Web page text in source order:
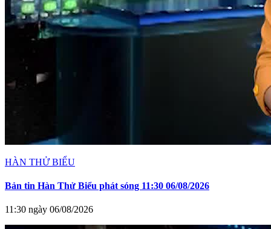
HÀN THỬ BIỂU
Bản tin Hàn Thử Biểu phát sóng 11:30 06/08/2026
11:30 ngày 06/08/2026